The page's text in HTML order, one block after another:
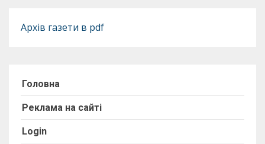
Архів газети в pdf
Головна
Реклама на сайті
Login